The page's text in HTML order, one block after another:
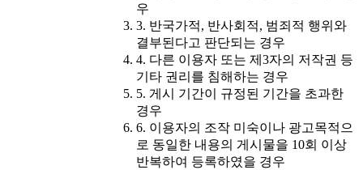
우
3. 반국가적, 반사회적, 범죄적 행위와
결부된다고 판단되는 경우
4. 다른 이용자 또는 제3자의 저작권 등
기타 권리를 침해하는 경우
5. 게시 기간이 규정된 기간을 초과한
경우
6. 이용자의 조작 미숙이나 광고목적으
로 동일한 내용의 게시물을 10회 이상
반복하여 등록하였을 경우